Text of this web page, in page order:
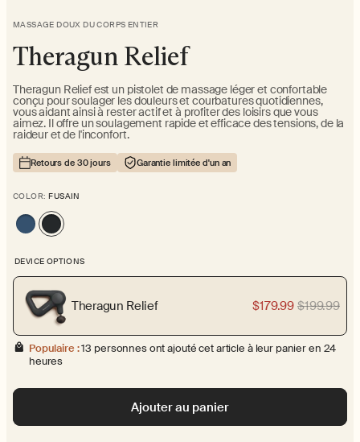
MASSAGE DOUX DU CORPS ENTIER
Theragun Relief
Theragun Relief est un pistolet de massage léger et confortable
conçu pour soulager les douleurs et courbatures quotidiennes,
vous aidant ainsi à rester actif et à profiter des loisirs que vous
aimez. Il offre un soulagement rapide et efficace des tensions, de la
raideur et de l'inconfort.
Retours de 30 jours Garantie limitée d'un an
COLOR: FUSAIN
DEVICE OPTIONS
Theragun Relief $179.99 $199.99
Populaire :13 personnes ont ajouté cet article à leur panier en 24
heures
Ajouter au panier